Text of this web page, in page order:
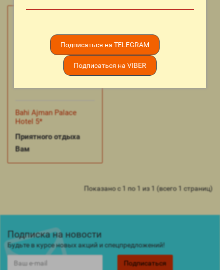
Подписаться на TELEGRAM
Подписаться на VIBER
Bahi Ajman Palace
Hotel 5*
Приятного отдыха
Вам
Показано с 1 по 1 из 1 (всего 1 страниц)
Подписка на новости
Будьте в курсе новых акций и спецпредложений!
Подписаться